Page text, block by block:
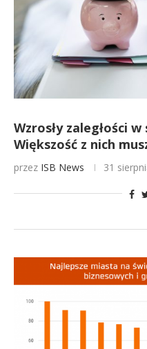
Wzrosły zaległości
Większość z nich
przez ISB News 31